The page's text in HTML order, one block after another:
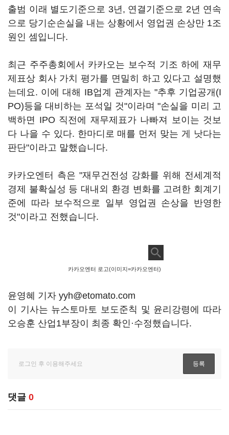
출범 이래 별도기준으로 3년, 연결기준으로 2년 연속
으로 당기순손실을 내는 상황에서 영업권 손상만 1조
원인 셈입니다.
최근 주주총회에서 카카오는 보수적 기조 하에 재무
제표상 회사 가치 평가를 면밀히 하고 있다고 설명했
는데요. 이에 대해 IB업계 관계자는 "추후 기업공개(I
PO)등을 대비하는 포석일 것"이라며 "손실을 미리 고
백하면 IPO 직전에 재무제표가 나빠져 보이는 것보
다 나을 수 있다. 한마디로 매를 먼저 맞는 게 낫다는
판단"이라고 말했습니다.
카카오엔터 측은 "재무건전성 강화를 위해 전세계적
경제 불확실성 등 대내외 환경 변화를 고려한 회계기
준에 따라 보수적으로 일부 영업권 손상을 반영한
것"이라고 전했습니다.
카카오엔터 로고(이미지=카카오엔터)
윤영혜 기자 yyh@etomato.com
이 기사는 뉴스토마토 보도준칙 및 윤리강령에 따라
오승훈 산업1부장이 최종 확인·수정했습니다.
댓글 0